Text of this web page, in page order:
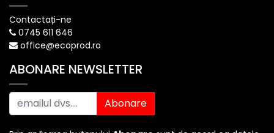
Contactați-ne
0745 611 646
office@ecoprod.ro
ABONARE NEWSLETTER
Abonare